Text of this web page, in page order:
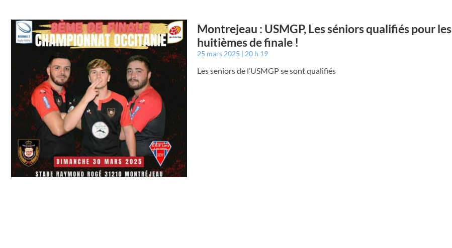
Montrejeau : USMGP, Les séniors qualifiés pour les
huitièmes de finale !
25 mars 2025 20 h 19
Les seniors de l’USMGP se sont qualifiés